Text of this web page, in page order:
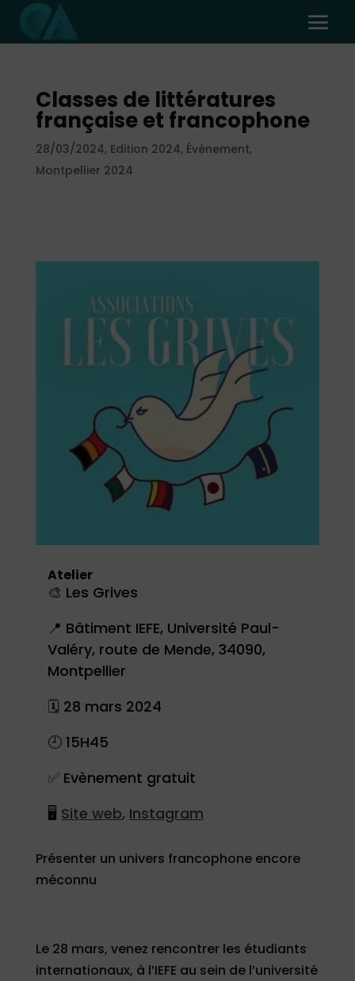
Classes de littératures
française et francophone
28/03/2024, Edition 2024, Événement,
Montpellier 2024
Atelier
🎨 Les Grives
📍 Bâtiment IEFE, Université Paul-
Valéry, route de Mende, 34090,
Montpellier
🗓 28 mars 2024
🕘 15H45
✅ Evènement gratuit
🖥 Site web, Instagram
Présenter un univers francophone encore
méconnu
Le 28 mars, venez rencontrer les étudiants
internationaux, à l’IEFE au sein de l’université